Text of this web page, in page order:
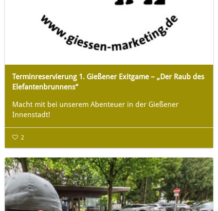
Terminreservierung 1. Gießener Exitgame – „Der Raub des
Elefantenbrunnens“
Macht mit bei unserem Abenteuer in der Gießener
Innenstadt!
2